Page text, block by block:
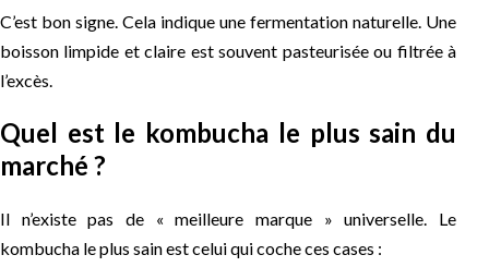
C’est bon signe. Cela indique une fermentation naturelle. Une
boisson limpide et claire est souvent pasteurisée ou filtrée à
l’excès.
Quel est le kombucha le plus sain du
marché ?
Il n’existe pas de « meilleure marque » universelle. Le
kombucha le plus sain est celui qui coche ces cases :